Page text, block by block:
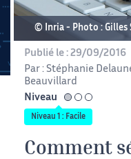
© Inria Photo : Gilles
Publié le : 29/09/2016
Par : Stéphanie
Beauvillard
Niveau
facile
Niveau 1 : Facile
Comment